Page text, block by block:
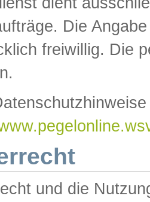
Die
freiwillig. Die
und die